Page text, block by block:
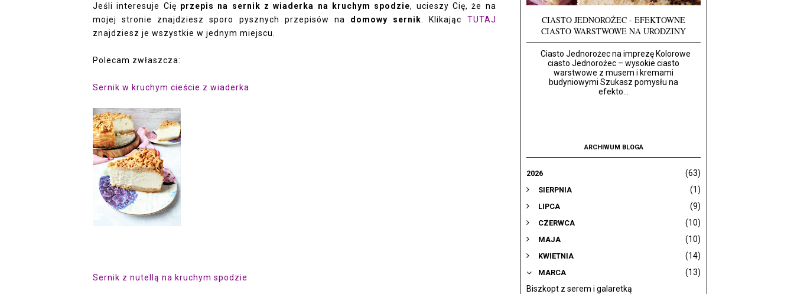
Jeśli interesuje Cię przepis na sernik z wiaderka na kruchym spodzie, ucieszy Cię, że na
mojej stronie znajdziesz sporo pysznych przepisów na domowy sernik . Klikając TUTAJ
znajdziesz je wszystkie w jednym miejscu.
Polecam zwłaszcza:
Sernik w kruchym cieście z wiaderka
Sernik z nutellą na kruchym spodzie
CIASTO JEDNOROŻEC - EFEKTOWNE
CIASTO WARSTWOWE NA URODZINY
Ciasto Jednorożec na imprezę Kolorowe
ciasto Jednorożec – wysokie ciasto
warstwowe z musem i kremami
budyniowymi Szukasz pomysłu na
efekto...
ARCHIWUM BLOGA
2026 (63)
SIERPNIA (1)
LIPCA (9)
CZERWCA (10)
MAJA (10)
KWIETNIA (14)
MARCA
(13)
Biszkopt z serem i galaretką